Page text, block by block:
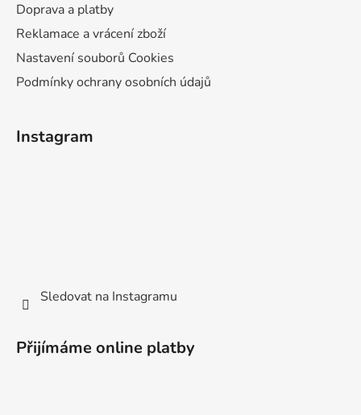
Doprava a platby
Reklamace a vrácení zboží
Nastavení souborů Cookies
Podmínky ochrany osobních údajů
Instagram
Sledovat na Instagramu
Přijímáme online platby